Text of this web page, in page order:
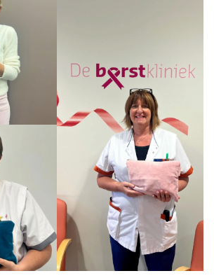
est un facteur clé pour faire face au
Il est donc important de trouver des
qui fonctionnent, et qui
d'une patiente à l'autre. Pour
s'agir de trouver du plaisir dans les
pratiquaient avant le diagnostic, de
d'apprécier la vie et d'exprimer sa
du bénévolat, de faire de l'exercice
études ont montré que l'acceptation
faisant partie de la vie est un
faire face efficacement à la maladie,
concentrer sur la force mentale afin
patient d'avancer dans la vie. Dans
abordons certains sujets que les
pendant et après le traitement
des informations pour y